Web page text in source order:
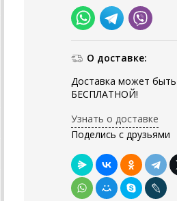
О доставке:
Доставка может быть
БЕСПЛАТНОЙ!
Узнать о доставке
Поделись с друзьями